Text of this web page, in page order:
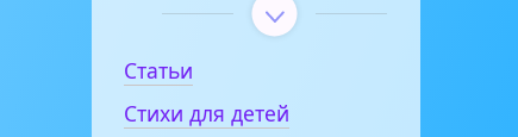
Статьи
Стихи для детей